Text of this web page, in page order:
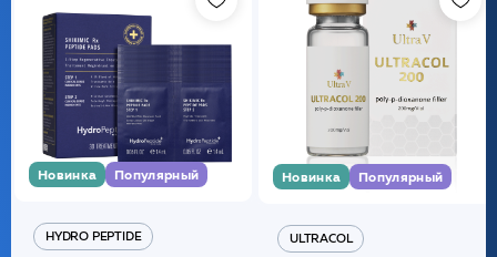
Новинка Популярный
HYDRO PEPTIDE
Новинка Популярный
ULTRACOL